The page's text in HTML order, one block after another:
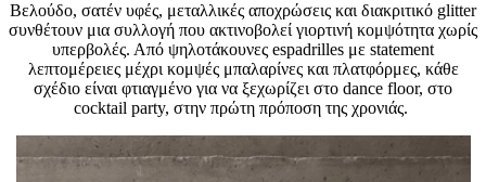
Βελούδο, σατέν υφές, μεταλλικές αποχρώσεις και διακριτικό glitter
συνθέτουν μια συλλογή που ακτινοβολεί γιορτινή κομψότητα χωρίς
υπερβολές. Από ψηλοτάκουνες espadrilles με statement
λεπτομέρειες μέχρι κομψές μπαλαρίνες και πλατφόρμες, κάθε
σχέδιο είναι φτιαγμένο για να ξεχωρίζει στο dance floor, στο
cocktail party, στην πρώτη πρόποση της χρονιάς.